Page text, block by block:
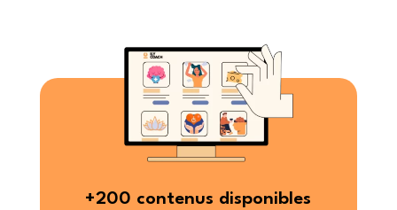
+200 contenus disponibles